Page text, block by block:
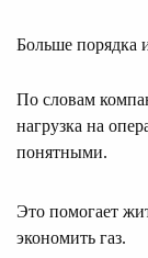
Больше порядка
По словам
нагрузка на
понятными.
Это помогает
экономить газ.